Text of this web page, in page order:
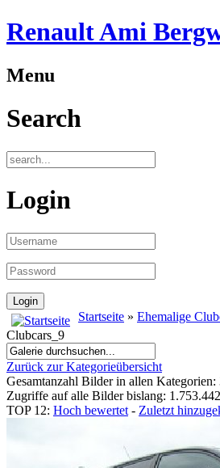
Renault Ami
Menu
Search
Login
Startseite » Ehemalige
Clubcars_9
Zurück zur Kategorieübersicht
Gesamtanzahl Bilder in allen Kategorien:
Zugriffe auf alle Bilder bislang: 1.753.442
TOP 12: Hoch bewertet - Zuletzt